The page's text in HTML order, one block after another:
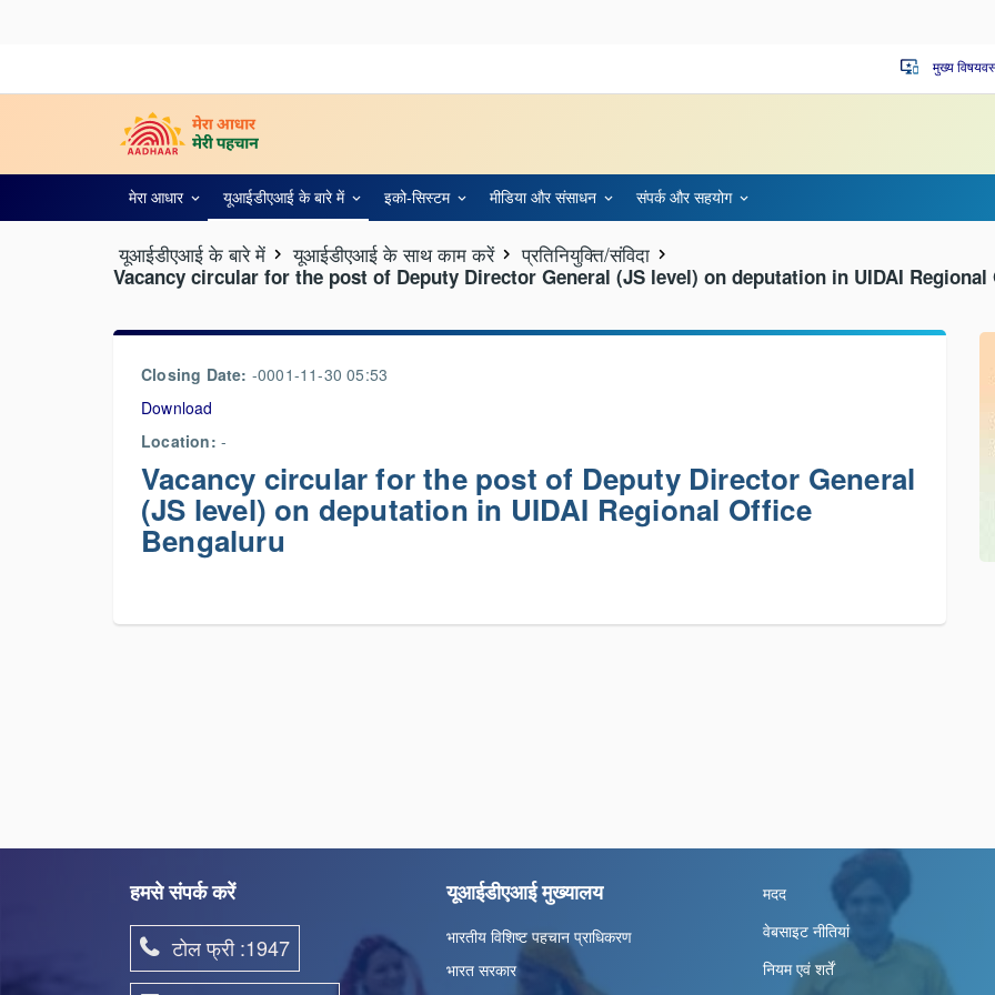
important_devices मुख्य
मेरा आधार यूआईडीएआई के बारे में इको-सिस्‍टम मीडिया और संसाधन संपर्क और स‍हयोग
यूआईडीएआई के बारे में यूआईडीएआई के साथ काम करें प्रतिनियुक्ति/संविदा
Vacancy circular for the post of Deputy Director General (JS level) on deputation in UIDAI
Closing Date: -0001-11-30 05:53
Download
Location: -
Vacancy circular for the post of Deputy Director General
(JS level) on deputation in UIDAI Regional Office
Bengaluru
हमसे संपर्क करें
टोल फ्री :1947
यूआईडीएआई मुख्यालय
भारतीय विशिष्ट पहचान प्राधिकरण
भारत सरकार
मदद
वेबसाइट नीतियां
नियम एवं शर्तें